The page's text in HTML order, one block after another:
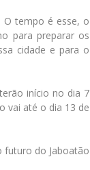
O tempo é esse, o
para preparar os
cidade e para o
início no dia 7
vai até o dia 13 de
futuro do Jaboatão